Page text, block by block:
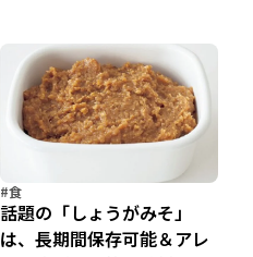
#食
話題の「しょうがみそ」
は、長期間保存可能＆アレ